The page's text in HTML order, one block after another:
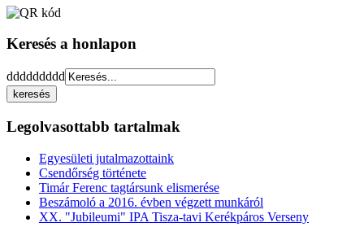
Keresés a honlapon
ddddddddd
Legolvasottabb tartalmak
Egyesületi jutalmazottaink
Csendőrség története
Timár Ferenc tagtársunk elismerése
Beszámoló a 2016. évben végzett munkáról
XX. "Jubileumi" IPA Tisza-tavi Kerékpáros Verseny